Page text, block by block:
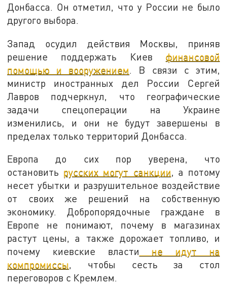
Донбасса. Он отметил, что у России не было
другого выбора.
Запад осудил действия Москвы, приняв
решение поддержать Киев финансовой
помощью и вооружением . В связи с этим,
министр иностранных дел России Сергей
Лавров подчеркнул, что географические
задачи спецоперации на Украине
изменились, и они не будут завершены в
пределах только территорий Донбасса.
Европа до сих пор уверена, что
остановить русских могут санкции, а потому
несет убытки и разрушительное воздействие
от своих же решений на собственную
экономику. Добропорядочные граждане в
Европе не понимают, почему в магазинах
растут цены, а также дорожает топливо, и
почему киевские власти не идут на
компромиссы, чтобы сесть за стол
переговоров с Кремлем.